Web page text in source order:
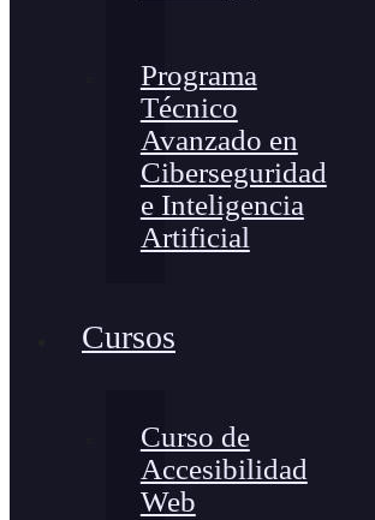
Programa
Técnico
Avanzado en
Ciberseguridad
e Inteligencia
Artificial
Cursos
Curso de
Accesibilidad
Web